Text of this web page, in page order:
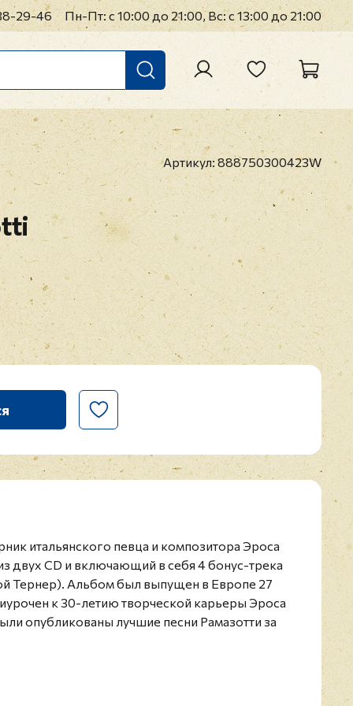
29-46 Пн-Пт: с 10:00 до 21:00, Вс: с 13:00 до 21:00
Артикул: 888750300423W
итальянского певца и композитора Эроса
двух CD и включающий в себя 4 бонус-трека
Тернер). Альбом был выпущен в Европе 27
к 30-летию творческой карьеры Эроса
опубликованы лучшие песни Рамазотти за
карьеру.
странах, поскольку большинство